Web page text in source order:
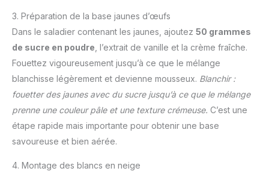
3. Préparation de la base jaunes d’œufs
Dans le saladier contenant les jaunes, ajoutez 50 grammes
de sucre en poudre , l’extrait de vanille et la crème fraîche.
Fouettez vigoureusement jusqu’à ce que le mélange
blanchisse légèrement et devienne mousseux. Blanchir :
fouetter des jaunes avec du sucre jusqu’à ce que le mélange
prenne une couleur pâle et une texture crémeuse. C’est une
étape rapide mais importante pour obtenir une base
savoureuse et bien aérée.
4. Montage des blancs en neige